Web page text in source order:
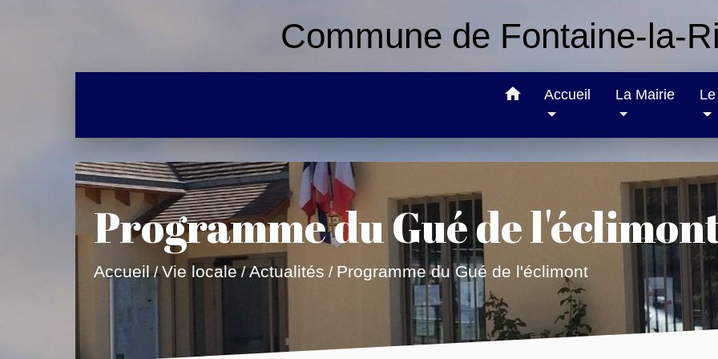
Commune de Fontaine-la-
home Accueil La Mairie
Programme du Gué de
Accueil/Vie locale/Actualités / Programme du Gué de l'éclimont